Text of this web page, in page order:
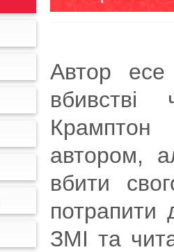
Автор
вбивстві
Крамптон
автором,
вбити
потрапити
ЗМІ та